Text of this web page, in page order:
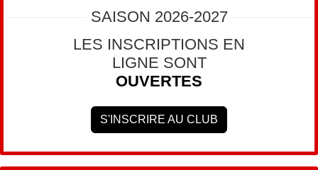
SAISON 2026-2027
LES INSCRIPTIONS EN
LIGNE SONT
OUVERTES
S'INSCRIRE AU CLUB